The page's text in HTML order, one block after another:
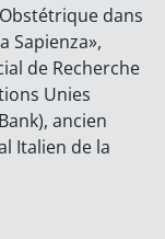
dans
Sapienza»,
de Recherche
Unies
ancien
Italien de la